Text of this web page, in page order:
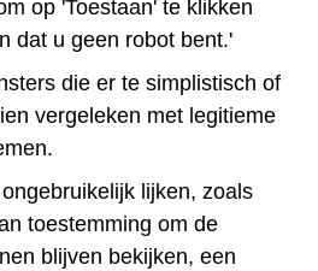
op 'Toestaan' te klikken
dat u geen robot bent.'
die er te simplistisch of
vergeleken met legitieme
lijken, zoals
toestemming om de
blijven bekijken, een